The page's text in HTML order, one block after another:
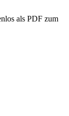
als PDF zum